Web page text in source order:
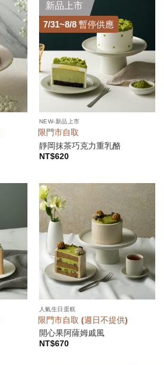
新品上市
7/31~8/8 暫停供應
NEW-新品上市
限門市自取
靜岡抹茶巧克力重乳酪
NT$620
人氣生日蛋糕
限門市自取 (週日不提供)
開心果阿薩姆戚風
NT$670